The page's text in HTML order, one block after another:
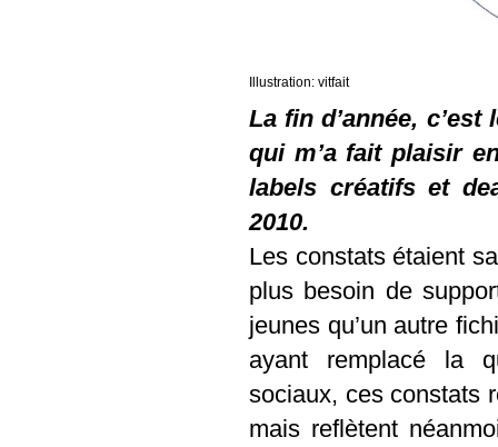
Illustration: vitfait
La fin d’année,
qui m’a fait plaisir
labels créatifs et
2010.
Les constats étaient
plus besoin de
jeunes qu’un autre
ayant remplacé la
sociaux, ces constats
mais reflètent